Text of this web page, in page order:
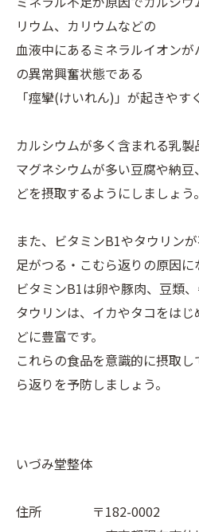
リウム、カリウムなどの
血液中にあるミネラルイオン
の異常興奮状態である
「痙攣(けいれん)」が起きやす
カルシウムが多く含まれる乳製
マグネシウムが多い豆腐や納
どを摂取するようにしましょう。
また、ビタミンB1やタウリン
足がつる・こむら返りの原因に
ビタミンB1は卵や豚肉、豆類
タウリンは、イカやタコをは
どに豊富です。
これらの食品を意識的に摂取
ら返りを予防しましょう。
いづみ堂整体
住所 〒182-0002